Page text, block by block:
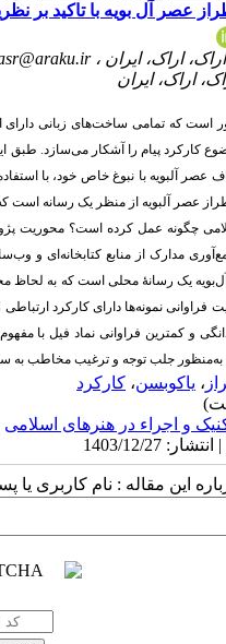
آل بویه با تاکید بر
است که تمامی ساخت‌های زبانی
کارکرد پیام را آشکار می‌سازد.
عصر آل­بویه با نبوغ خاص خود، با
عصر آل­بویه از منظر یک رسانه است که
چگونه عمل کرده است؟
مدارک از منابع کتابخانه‌ای و
یک رسانۀ محلی است که به لحاظ
فراوانی نمونه‌ها دارای کارکرد
و کمترین فراوانی نماد فیل با
جلب توجه و ترغیب مخاطب به
، یاکوبسن، کارکرد
و اجراء در هنرهای اسلامی
این مقاله : نام کاربری یا